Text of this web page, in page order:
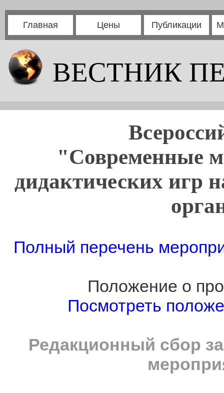
Главная Цены Публикации
ВЕСТНИК
"Современные
дидактических игр
Полный перечень
Положение о
Посмотреть
Редакционный сбор